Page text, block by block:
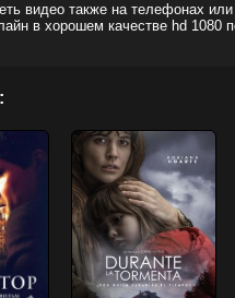
видео также на телефонах
в хорошем качестве hd 1080